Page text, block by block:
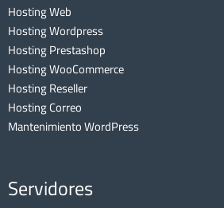
Hosting Web
Hosting Wordpress
Hosting Prestashop
Hosting WooCommerce
Hosting Reseller
Hosting Correo
Mantenimiento WordPress
Servidores